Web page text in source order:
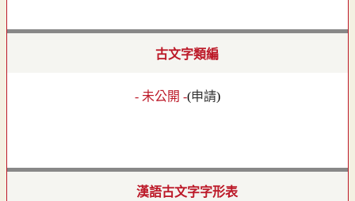
古文字類編
- 未公開 -(申請)
漢語古文字字形表